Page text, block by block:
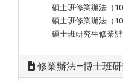
碩士班修業辦法（
碩士班修業辦法（
碩士班研究生修業辦
修業辦法—博士班